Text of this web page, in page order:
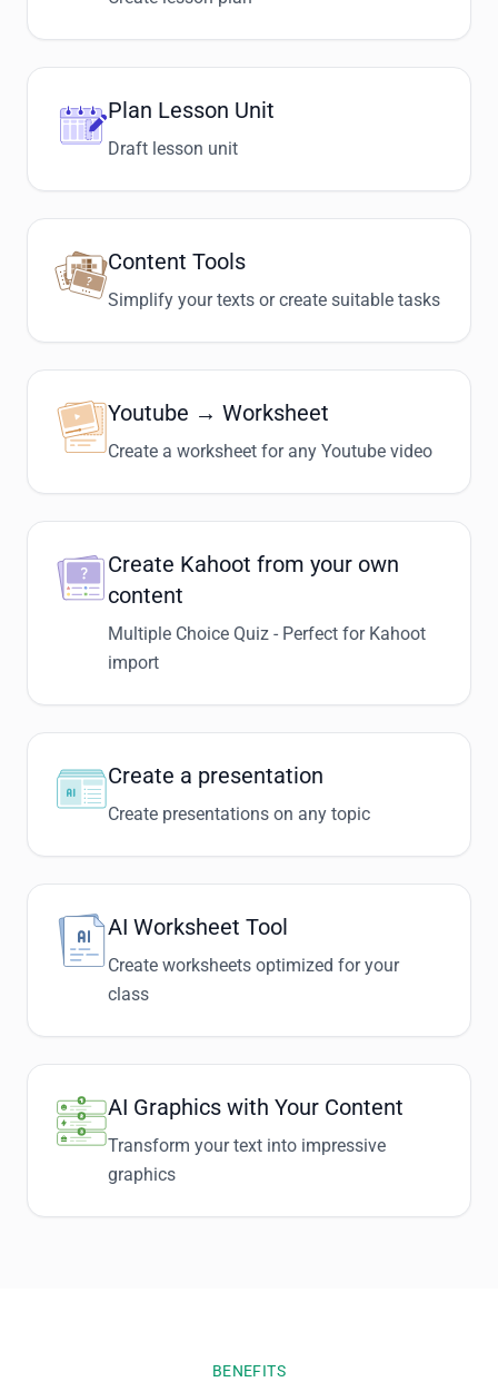
Plan Lesson Unit
Draft lesson unit
Content Tools
Simplify your texts or create suitable tasks
Youtube → Worksheet
Create a worksheet for any Youtube video
Create Kahoot from your own
content
Multiple Choice Quiz - Perfect for Kahoot
import
Create a presentation
Create presentations on any topic
AI Worksheet Tool
Create worksheets optimized for your
class
AI Graphics with Your Content
Transform your text into impressive
graphics
BENEFITS